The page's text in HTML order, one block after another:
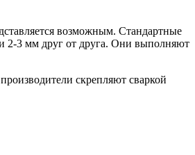
возможным. Стандартные
2-3 мм друг от друга. Они выполняют
скрепляют сваркой